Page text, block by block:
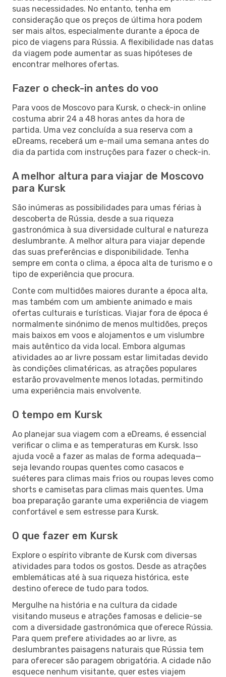
suas necessidades. No entanto, tenha em
consideração que os preços de última hora podem
ser mais altos, especialmente durante a época de
pico de viagens para Rússia. A flexibilidade nas datas
da viagem pode aumentar as suas hipóteses de
encontrar melhores ofertas.
Fazer o check-in antes do voo
Para voos de Moscovo para Kursk, o check-in online
costuma abrir 24 a 48 horas antes da hora de
partida. Uma vez concluída a sua reserva com a
eDreams, receberá um e-mail uma semana antes do
dia da partida com instruções para fazer o check-in.
A melhor altura para viajar de Moscovo
para Kursk
São inúmeras as possibilidades para umas férias à
descoberta de Rússia, desde a sua riqueza
gastronómica à sua diversidade cultural e natureza
deslumbrante. A melhor altura para viajar depende
das suas preferências e disponibilidade. Tenha
sempre em conta o clima, a época alta de turismo e o
tipo de experiência que procura.
Conte com multidões maiores durante a época alta,
mas também com um ambiente animado e mais
ofertas culturais e turísticas. Viajar fora de época é
normalmente sinónimo de menos multidões, preços
mais baixos em voos e alojamentos e um vislumbre
mais autêntico da vida local. Embora algumas
atividades ao ar livre possam estar limitadas devido
às condições climatéricas, as atrações populares
estarão provavelmente menos lotadas, permitindo
uma experiência mais envolvente.
O tempo em Kursk
Ao planejar sua viagem com a eDreams, é essencial
verificar o clima e as temperaturas em Kursk. Isso
ajuda você a fazer as malas de forma adequada—
seja levando roupas quentes como casacos e
suéteres para climas mais frios ou roupas leves como
shorts e camisetas para climas mais quentes. Uma
boa preparação garante uma experiência de viagem
confortável e sem estresse para Kursk.
O que fazer em Kursk
Explore o espírito vibrante de Kursk com diversas
atividades para todos os gostos. Desde as atrações
emblemáticas até à sua riqueza histórica, este
destino oferece de tudo para todos.
Mergulhe na história e na cultura da cidade
visitando museus e atrações famosas e delicie-se
com a diversidade gastronómica que oferece Rússia.
Para quem prefere atividades ao ar livre, as
deslumbrantes paisagens naturais que Rússia tem
para oferecer são paragem obrigatória. A cidade não
esquece nenhum visitante, quer estes viajem